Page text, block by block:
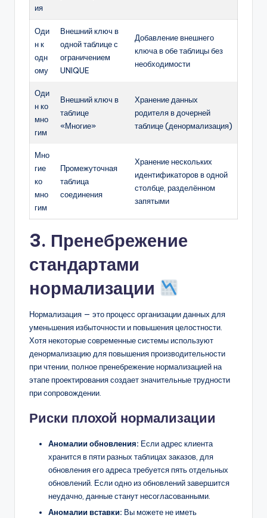
ия
Оди
н к
одн
ому
Внешний ключ в
одной таблице с
ограничением
UNIQUE
Добавление внешнего
ключа в обе таблицы без
необходимости
Оди
н ко
мно
гим
Внешний ключ в
таблице
«Многие»
Хранение данных
родителя в дочерней
таблице (денормализация)
Мно
гие
ко
мно
гим
Промежуточная
таблица
соединения
Хранение нескольких
идентификаторов в одной
столбце, разделённом
запятыми
3. Пренебрежение
стандартами
нормализации
Нормализация — это процесс организации данных для
уменьшения избыточности и повышения целостности.
Хотя некоторые современные системы используют
денормализацию для повышения производительности
при чтении, полное пренебрежение нормализацией на
этапе проектирования создает значительные трудности
при сопровождении.
Риски плохой нормализации
Аномалии обновления: Если адрес клиента
хранится в пяти разных таблицах заказов, для
обновления его адреса требуется пять отдельных
обновлений. Если одно из обновлений завершится
неудачно, данные станут несогласованными.
Аномалии вставки: Вы можете не иметь